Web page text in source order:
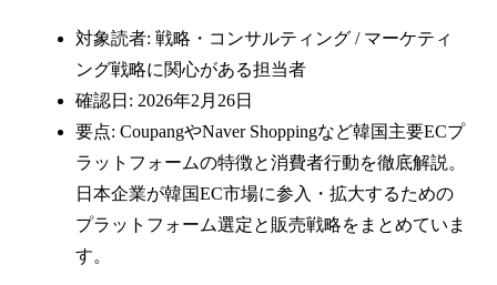
対象読者: 戦略・コンサルティング / マーケティ
ング戦略に関心がある担当者
確認日: 2026年2月26日
要点: CoupangやNaver Shoppingなど韓国主要ECプ
ラットフォームの特徴と消費者行動を徹底解説。
日本企業が韓国EC市場に参入・拡大するための
プラットフォーム選定と販売戦略をまとめていま
す。